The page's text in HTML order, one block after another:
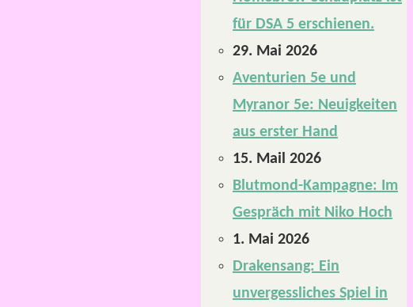
für DSA 5 erschienen.
29. Mai 2026
Aventurien 5e und
Myranor 5e: Neuigkeiten
aus erster Hand
15. Mail 2026
Blutmond-Kampagne: Im
Gespräch mit Niko Hoch
1. Mai 2026
Drakensang: Ein
unvergessliches Spiel in